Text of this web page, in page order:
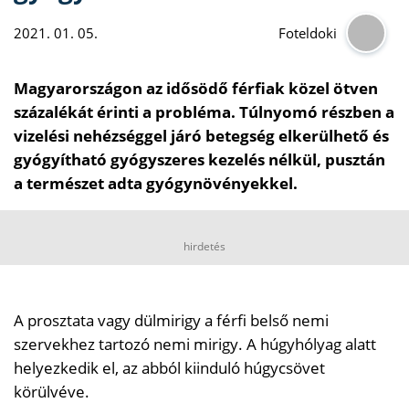
2021. 01. 05. Foteldoki
Magyarországon az idősödő férfiak közel ötven
százalékát érinti a probléma. Túlnyomó részben a
vizelési nehézséggel járó betegség elkerülhető és
gyógyítható gyógyszeres kezelés nélkül, pusztán
a természet adta gyógynövényekkel.
hirdetés
A prosztata vagy dülmirigy a férfi belső nemi
szervekhez tartozó nemi mirigy. A húgyhólyag alatt
helyezkedik el, az abból kiinduló húgycsövet
körülvéve.